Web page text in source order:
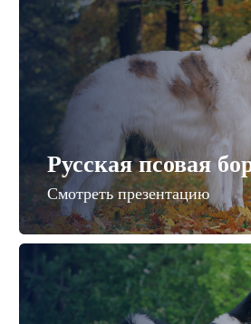
Русская псовая
Смотреть презентацию